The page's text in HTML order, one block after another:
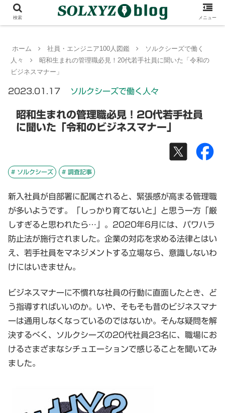
ホーム 社員・エンジニア100人図鑑
ソルクシーズで働く
人々
昭和生まれの管理職必見！20代若手社員に聞いた「令和の
ビジネスマナー」
2023.01.17 ソルクシーズで働く人々
昭和生まれの管理職必見！20代若手社員
に聞いた「令和のビジネスマナー」
# ソルクシーズ # 調査記事
新入社員が自部署に配属されると、緊張感が高まる管理職
が多いようです。「しっかり育てないと」と思う一方「厳
しすぎると思われたら…」。2020年6月には、パワハラ
防止法が施行されました。企業の対応を求める法律とはい
え、若手社員をマネジメントする立場なら、意識しないわ
けにはいきません。
ビジネスマナーに不慣れな社員の行動に直面したとき、ど
う指導すればいいのか。いや、そもそも昔のビジネスマナ
ーは通用しなくなっているのではないか。そんな疑問を解
決するべく、ソルクシーズの20代社員23名に、職場にお
けるさまざまなシチュエーションで感じることを聞いてみ
ました。
検索 メニュー